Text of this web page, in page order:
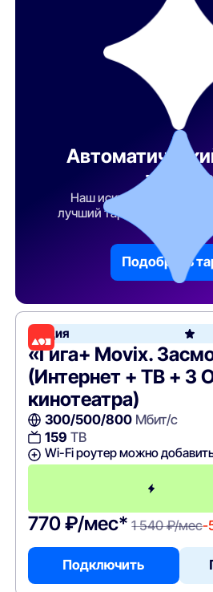
тарифа
Наш искусственный
лучший тарифный план по
Подобрать
Акция
«Гига+ Movix.
(Интернет + ТВ + 3
кинотеатра)
300/500/800Мбит/с
159 ТВ
Wi-Fi роутер можно
770 ₽/мес* 1 540 ₽/мес-
Подключить